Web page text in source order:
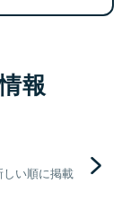
報
い順に掲載